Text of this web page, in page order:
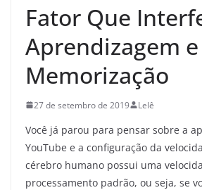
Fator Que
Aprendizagem e
Memorização
27 de setembro de 2019 Lelê
Você já parou para pensar sobre a
YouTube e a configuração da
cérebro humano possui uma
processamento padrão, ou seja, se